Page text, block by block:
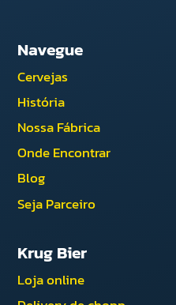
Navegue
Cervejas
História
Nossa Fábrica
Onde Encontrar
Blog
Seja Parceiro
Krug Bier
Loja online